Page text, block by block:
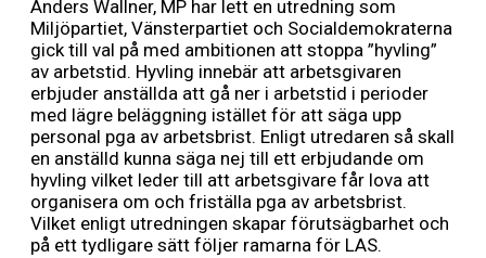
Anders Wallner, MP har lett en utredning som
Miljöpartiet, Vänsterpartiet och Socialdemokraterna
gick till val på med ambitionen att stoppa ”hyvling”
av arbetstid. Hyvling innebär att arbetsgivaren
erbjuder anställda att gå ner i arbetstid i perioder
med lägre beläggning istället för att säga upp
personal pga av arbetsbrist. Enligt utredaren så skall
en anställd kunna säga nej till ett erbjudande om
hyvling vilket leder till att arbetsgivare får lova att
organisera om och friställa pga av arbetsbrist.
Vilket enligt utredningen skapar förutsägbarhet och
på ett tydligare sätt följer ramarna för LAS.